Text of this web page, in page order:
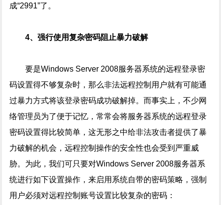
成“2991”了。
4、强行使用复杂密码阻止暴力破解
要是Windows Server 2008服务器系统的远程登录密
码设置得不够复杂时，那么非法远程控制用户就有可能通
过暴力方式将该登录密码成功破解掉。而事实上，不少网
络管理员为了便于记忆，常常会将服务器系统的远程登录
密码设置得比较简单，这无形之中给非法攻击者提供了暴
力破解的机会，远程控制操作的安全性也会受到严重威
胁。为此，我们可只要对Windows Server 2008服务器系
统进行如下设置操作，来启用系统自带的密码策略，强制
用户必须对远程控制账号设置比较复杂的密码：